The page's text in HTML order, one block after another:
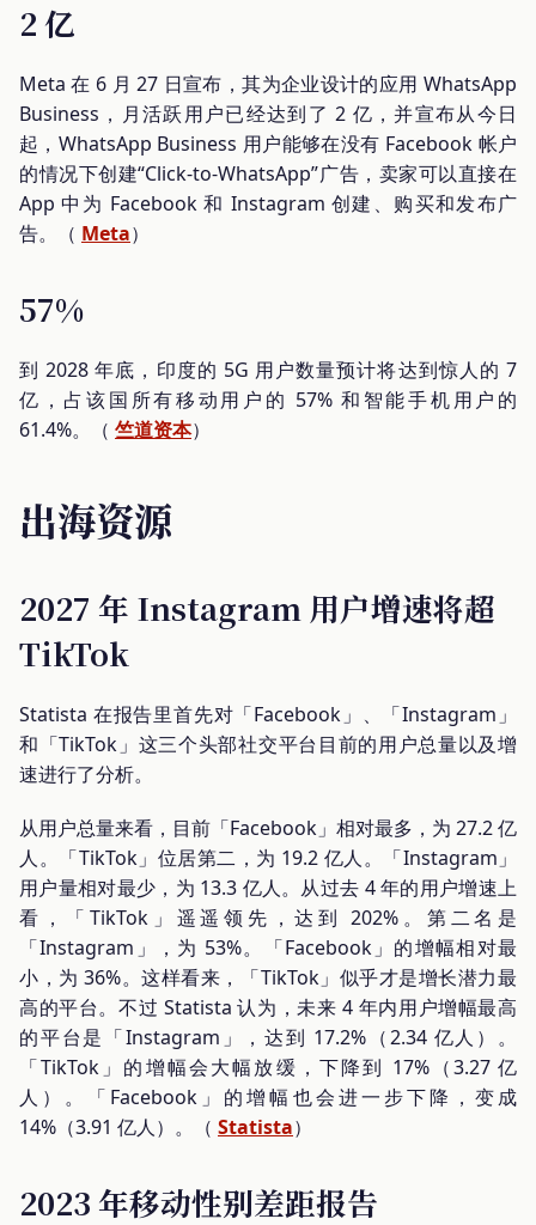
2 亿
Meta 在 6 月 27 日宣布，其为企业设计的应用 WhatsApp
Business，月活跃用户已经达到了 2 亿，并宣布从今日
起，WhatsApp Business 用户能够在没有 Facebook 帐户
的情况下创建“Click-to-WhatsApp”广告，卖家可以直接在
App 中为 Facebook 和 Instagram 创建、购买和发布广
告。（ Meta）
57%
到 2028 年底，印度的 5G 用户数量预计将达到惊人的 7
亿，占该国所有移动用户的 57% 和智能手机用户的
61.4%。（ 竺道资本）
出海资源
2027 年 Instagram 用户增速将超
TikTok
Statista 在报告里首先对「Facebook」、「Instagram」
和「TikTok」这三个头部社交平台目前的用户总量以及增
速进行了分析。
从用户总量来看，目前「Facebook」相对最多，为 27.2 亿
人。「TikTok」位居第二，为 19.2 亿人。「Instagram」
用户量相对最少，为 13.3 亿人。从过去 4 年的用户增速上
看，「TikTok」遥遥领先，达到 202%。第二名是
「Instagram」，为 53%。「Facebook」的增幅相对最
小，为 36%。这样看来，「TikTok」似乎才是增长潜力最
高的平台。不过 Statista 认为，未来 4 年内用户增幅最高
的平台是「Instagram」，达到 17.2%（2.34 亿人）。
「TikTok」的增幅会大幅放缓，下降到 17%（3.27 亿
人）。「Facebook」的增幅也会进一步下降，变成
14%（3.91 亿人）。（ Statista）
2023 年移动性别差距报告